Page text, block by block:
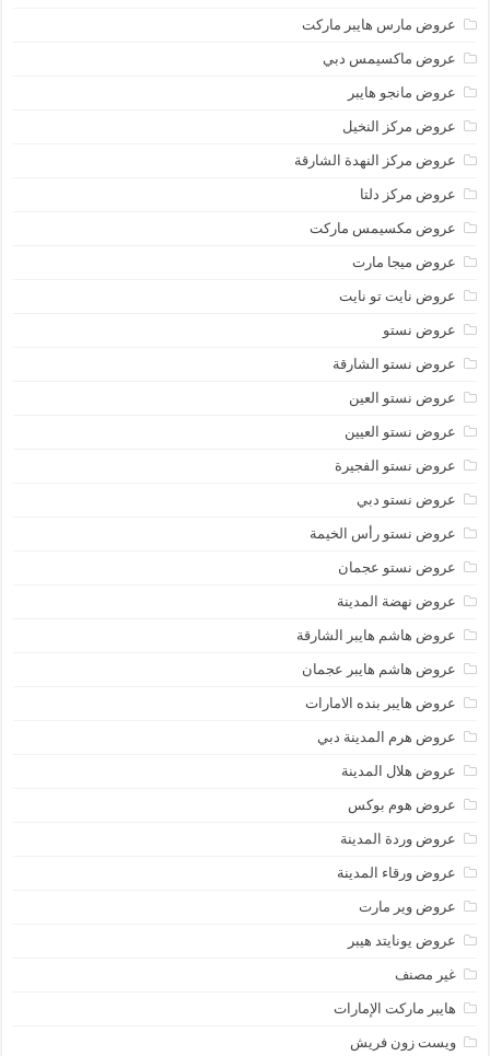
عروض مارس هايبر ماركت
عروض ماكسيمس دبي
عروض مانجو هايبر
عروض مركز النخيل
عروض مركز النهدة الشارقة
عروض مركز دلتا
عروض مكسيمس ماركت
عروض ميجا مارت
عروض نايت تو نايت
عروض نستو
عروض نستو الشارقة
عروض نستو العين
عروض نستو العيين
عروض نستو الفجيرة
عروض نستو دبي
عروض نستو رأس الخيمة
عروض نستو عجمان
عروض نهضة المدينة
عروض هاشم هايبر الشارقة
عروض هاشم هايبر عجمان
عروض هايبر بنده الامارات
عروض هرم المدينة دبي
عروض هلال المدينة
عروض هوم بوكس
عروض وردة المدينة
عروض ورقاء المدينة
عروض وير مارت
عروض يونايتد هيبر
غير مصنف
هايبر ماركت الإمارات
ويست زون فريش